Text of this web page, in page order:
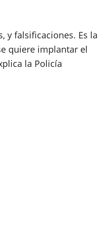
y falsificaciones. Es la
quiere implantar el
la Policía